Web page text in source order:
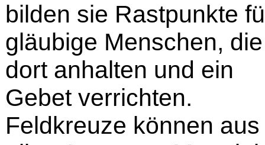
bilden sie Rastpunkte
gläubige Menschen, die
dort anhalten und ein
Gebet verrichten.
Feldkreuze können aus